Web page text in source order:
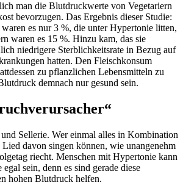
man die Blutdruckwerte von Vegetariern
bevorzugen. Das Ergebnis dieser Studie:
es nur 3 %, die unter Hypertonie litten,
waren es 15 %. Hinzu kam, das sie
niedrigere Sterblichkeitsrate in Bezug auf
hatten. Den Fleischkonsum
zu pflanzlichen Lebensmitteln zu
demnach nur gesund sein.
Sellerie. Wer einmal alles in Kombination
Lied davon singen können, wie unangenehm
riecht. Menschen mit Hypertonie kann
sein, denn es sind gerade diese
hohen Blutdruck helfen.